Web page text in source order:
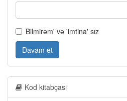
Bilmirəm' və 'imtina' sız
Davam et
Kod kitabçası